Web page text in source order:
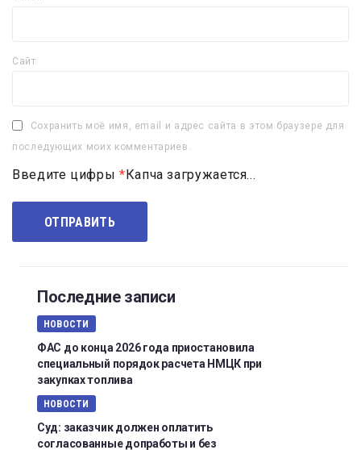
Сайт
Сохранить моё имя, email и адрес сайта в этом браузере для
последующих моих комментариев.
Введите цифры *Капча загружается...
Последние записи
НОВОСТИ
ФАС до конца 2026 года приостановила
специальный порядок расчета НМЦК при
закупках топлива
НОВОСТИ
Суд: заказчик должен оплатить
согласованные допработы и без